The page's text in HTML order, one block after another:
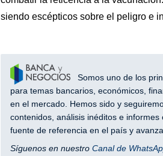
siendo escépticos sobre el peligro e
Somos uno de los
para temas bancarios, económicos,
en el mercado. Hemos sido y
contenidos, análisis inéditos e
fuente de referencia en el país y
Síguenos en nuestro Canal de